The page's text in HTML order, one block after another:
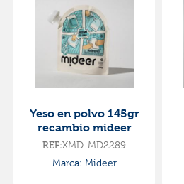
Yeso en polvo 145gr
recambio mideer
REF:XMD-MD2289
Marca: Mideer